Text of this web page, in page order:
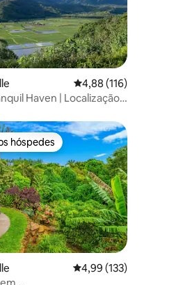
5, 266 avaliações
4,88 de uma avaliação
4,88 (116)
Haven | Localização
5, 173 avaliações
preferidos dos hóspedes
hóspedes
4,99 de uma avaliação
4,99 (133)